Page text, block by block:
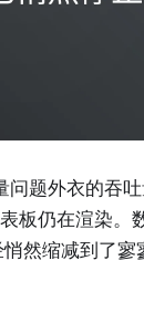
题外衣的吞
板仍在渲染。
然缩减到了